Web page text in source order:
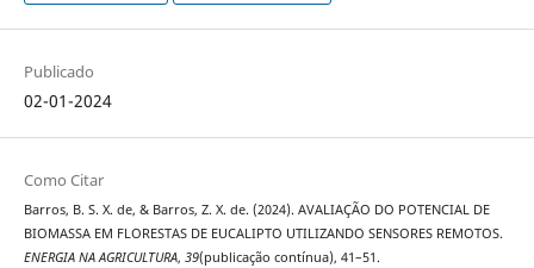
Publicado
02-01-2024
Como Citar
Barros, B. S. X. de, & Barros, Z. X. de. (2024). AVALIAÇÃO DO POTENCIAL DE
BIOMASSA EM FLORESTAS DE EUCALIPTO UTILIZANDO SENSORES REMOTOS.
ENERGIA NA AGRICULTURA, 39(publicação contínua), 41–51.